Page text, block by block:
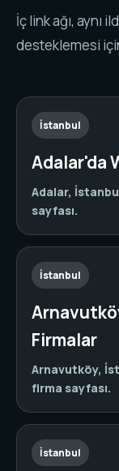
İç link ağı, aynı
desteklemesi
İstanbul
Adalar'da
Adalar,
sayfası.
İstanbul
Firmalar
Arnavutköy,
firma sayfası.
İstanbul